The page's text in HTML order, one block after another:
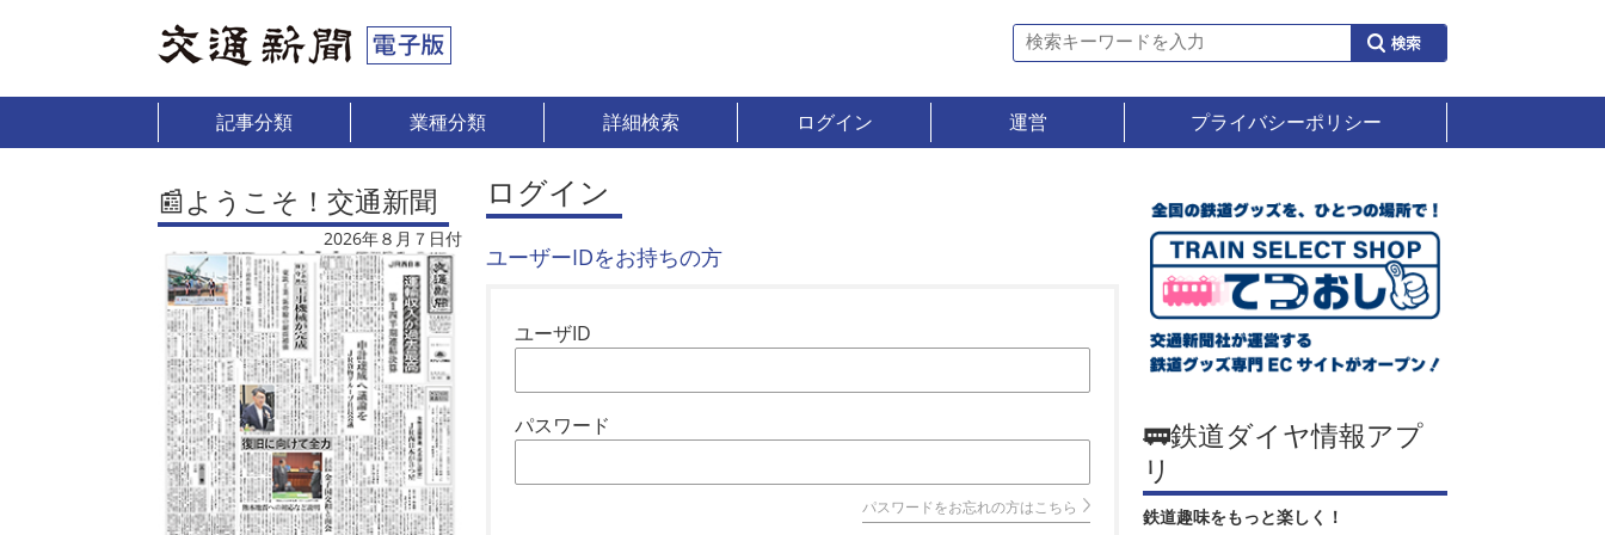
記事分類 業種分類 詳細検索 ログイン 運営 プライバシーポリシー
📰ようこそ！交通新聞
2026年８月７日付
ログイン
ユーザーIDをお持ちの方
ユーザID
パスワード
パスワードをお忘れの方はこちら
🚃鉄道ダイヤ情報アプ
リ
鉄道趣味をもっと楽しく！